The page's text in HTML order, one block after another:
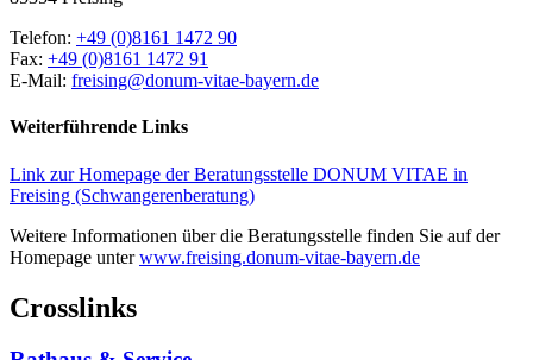
Telefon: +49 (0)8161 1472 90
Fax: +49 (0)8161 1472 91
E-Mail: freising@donum-vitae-bayern.de
Weiterführende Links
Link zur Homepage der Beratungsstelle DONUM VITAE in
Freising (Schwangerenberatung)
Weitere Informationen über die Beratungsstelle finden Sie auf der
Homepage unterwww.freising.donum-vitae-bayern.de
Crosslinks